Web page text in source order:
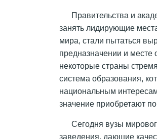
Правительства и
занять лидирующие
мира, стали пытаться
предназначении и
некоторые страны
система образования,
национальным
значение приобретают
Сегодня вузы
заведения, дающие